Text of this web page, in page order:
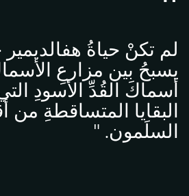
لم تكنْ حياةُ
يسبحُ بين مزارعِ
أسماكَ القُدِّ الأسودِ
البقايا المتساقطةِ من
السلَمون. "